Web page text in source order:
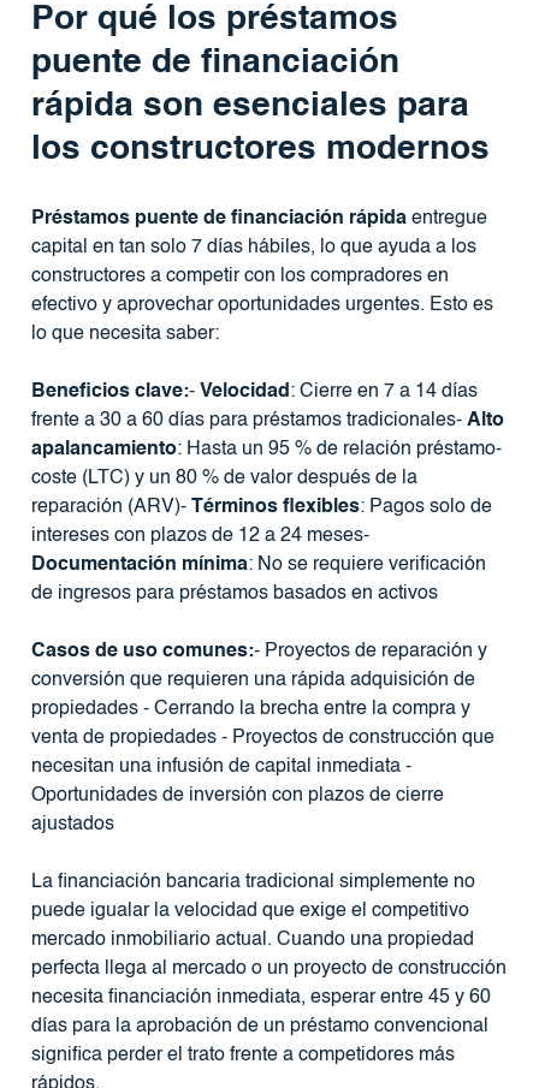
Por qué los préstamos
puente de financiación
rápida son esenciales para
los constructores modernos
Préstamos puente de financiación rápidaentregue
capital en tan solo 7 días hábiles, lo que ayuda a los
constructores a competir con los compradores en
efectivo y aprovechar oportunidades urgentes. Esto es
lo que necesita saber:
Beneficios clave:- Velocidad : Cierre en 7 a 14 días
frente a 30 a 60 días para préstamos tradicionales- Alto
apalancamiento: Hasta un 95 % de relación préstamo-
coste (LTC) y un 80 % de valor después de la
reparación (ARV)-
Términos flexibles: Pagos solo de
intereses con plazos de 12 a 24 meses-
Documentación mínima: No se requiere verificación
de ingresos para préstamos basados ​​en activos
Casos de uso comunes:- Proyectos de reparación y
conversión que requieren una rápida adquisición de
propiedades - Cerrando la brecha entre la compra y
venta de propiedades - Proyectos de construcción que
necesitan una infusión de capital inmediata -
Oportunidades de inversión con plazos de cierre
ajustados
La financiación bancaria tradicional simplemente no
puede igualar la velocidad que exige el competitivo
mercado inmobiliario actual. Cuando una propiedad
perfecta llega al mercado o un proyecto de construcción
necesita financiación inmediata, esperar entre 45 y 60
días para la aprobación de un préstamo convencional
significa perder el trato frente a competidores más